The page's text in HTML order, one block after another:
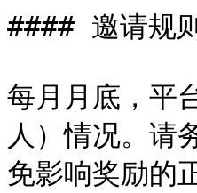
#### 邀请规则
每月月底，平
人）情况。请
免影响奖励的